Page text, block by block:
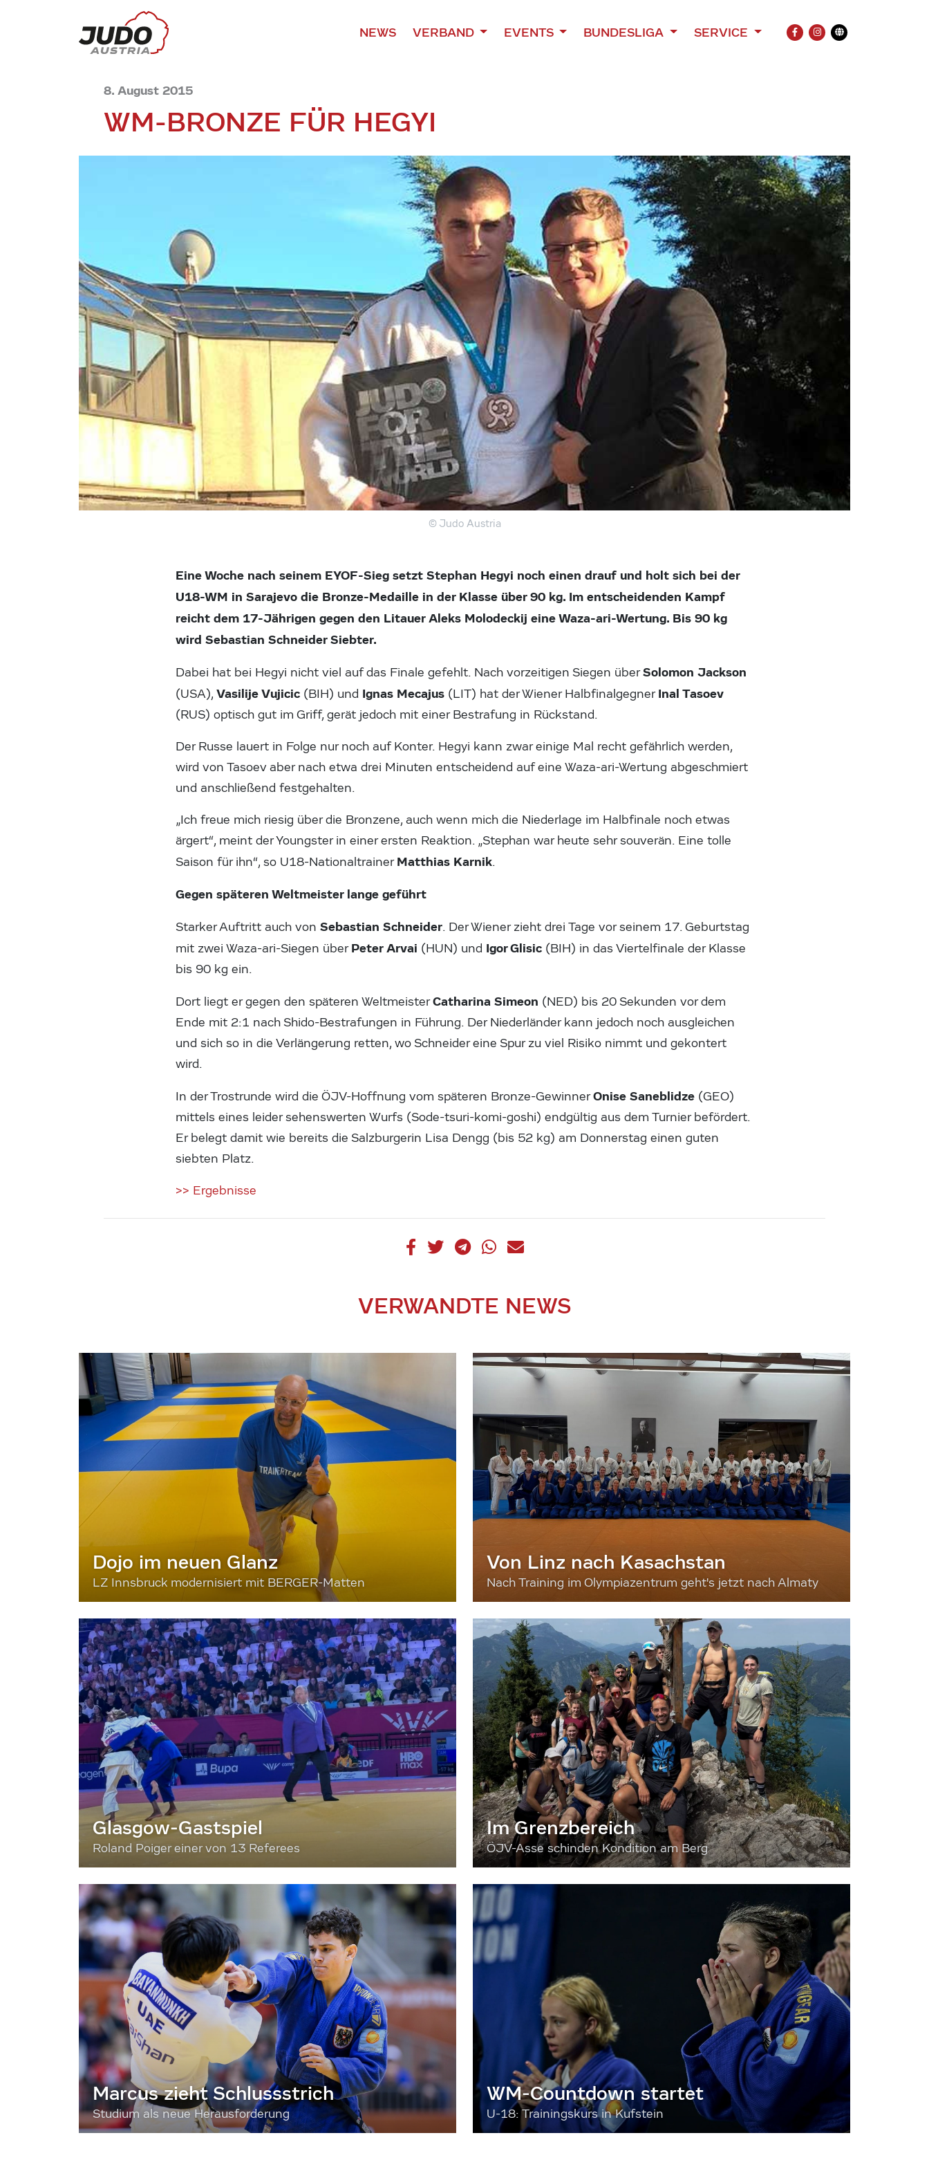
NEWS VERBAND EVENTS BUNDESLIGA SERVICE
FACEBOOK
INSTAGRAM
Übersetzung
8. August 2015
WM-BRONZE FÜR HEGYI
© Judo Austria
Eine Woche nach seinem EYOF-Sieg setzt Stephan Hegyi noch einen drauf und holt sich bei der
U18-WM in Sarajevo die Bronze-Medaille in der Klasse über 90 kg. Im entscheidenden Kampf
reicht dem 17-Jährigen gegen den Litauer Aleks Molodeckij eine Waza-ari-Wertung. Bis 90 kg
wird Sebastian Schneider Siebter.
Dabei hat bei Hegyi nicht viel auf das Finale gefehlt. Nach vorzeitigen Siegen überSolomon Jackson
(USA),Vasilije Vujicic (BIH) und Ignas Mecajus (LIT) hat der Wiener HalbfinalgegnerInal Tasoev
(RUS) optisch gut im Griff, gerät jedoch mit einer Bestrafung in Rückstand.
Der Russe lauert in Folge nur noch auf Konter. Hegyi kann zwar einige Mal recht gefährlich werden,
wird von Tasoev aber nach etwa drei Minuten entscheidend auf eine Waza-ari-Wertung abgeschmiert
und anschließend festgehalten.
„Ich freue mich riesig über die Bronzene, auch wenn mich die Niederlage im Halbfinale noch etwas
ärgert“, meint der Youngster in einer ersten Reaktion. „Stephan war heute sehr souverän. Eine tolle
Saison für ihn“, so U18-NationaltrainerMatthias Karnik.
Gegen späteren Weltmeister lange geführt
Starker Auftritt auch vonSebastian Schneider. Der Wiener zieht drei Tage vor seinem 17. Geburtstag
mit zwei Waza-ari-Siegen überPeter Arvai (HUN) und Igor Glisic (BIH) in das Viertelfinale der Klasse
bis 90 kg ein.
Dort liegt er gegen den späteren WeltmeisterCatharina Simeon (NED) bis 20 Sekunden vor dem
Ende mit 2:1 nach Shido-Bestrafungen in Führung. Der Niederländer kann jedoch noch ausgleichen
und sich so in die Verlängerung retten, wo Schneider eine Spur zu viel Risiko nimmt und gekontert
wird.
In der Trostrunde wird die ÖJV-Hoffnung vom späteren Bronze-GewinnerOnise Saneblidze (GEO)
mittels eines leider sehenswerten Wurfs (Sode-tsuri-komi-goshi) endgültig aus dem Turnier befördert.
Er belegt damit wie bereits die Salzburgerin Lisa Dengg (bis 52 kg) am Donnerstag einen guten
siebten Platz.
>> Ergebnisse
VERWANDTE NEWS
Dojo im neuen Glanz
LZ Innsbruck modernisiert mit BERGER-Matten
Von Linz nach Kasachstan
Nach Training im Olympiazentrum geht's jetzt nach Almaty
Glasgow-Gastspiel
Roland Poiger einer von 13 Referees
Im Grenzbereich
ÖJV-Asse schinden Kondition am Berg
Marcus zieht Schlussstrich
Studium als neue Herausforderung
WM-Countdown startet
U-18: Trainingskurs in Kufstein